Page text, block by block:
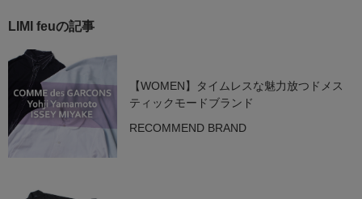
LIMI feuの記事
【WOMEN】タイムレスな魅力放つドメス
ティックモードブランド
RECOMMEND BRAND